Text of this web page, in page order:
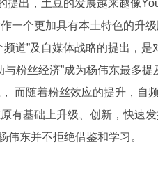
出，土豆的发展越来越像
一个更加具有本土特色的升级
”及自媒体战略的提出，是
与粉丝经济”成为杨伟东最多
而随着粉丝效应的提升，自
基础上升级、创新，快速发
东并不拒绝借鉴和学习。